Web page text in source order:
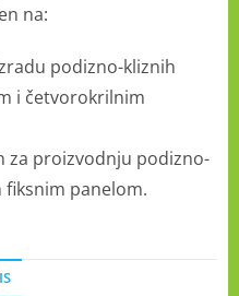
na:
podizno-kliznih
i četvorokrilnim
za proizvodnju podizno-
panelom.